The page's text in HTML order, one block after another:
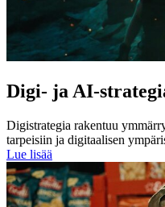
Digi- ja AI-
Digistrategia rakentuu
tarpeisiin ja digitaalisen
Lue lisää